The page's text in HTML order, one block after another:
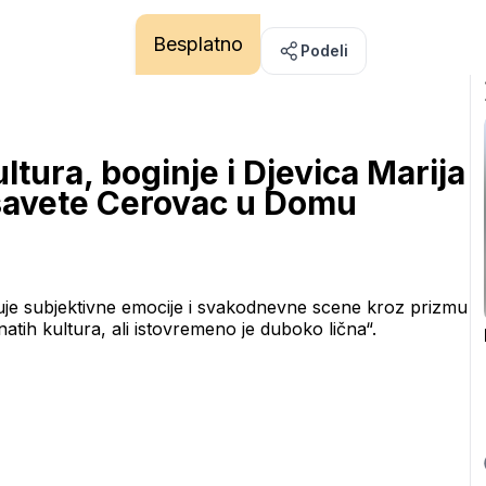
Besplatno Podeli
boginje i Djevica Marija
Cerovac u Domu
subjektivne emocije i svakodnevne scene kroz prizmu
kultura, ali istovremeno je duboko lična“.